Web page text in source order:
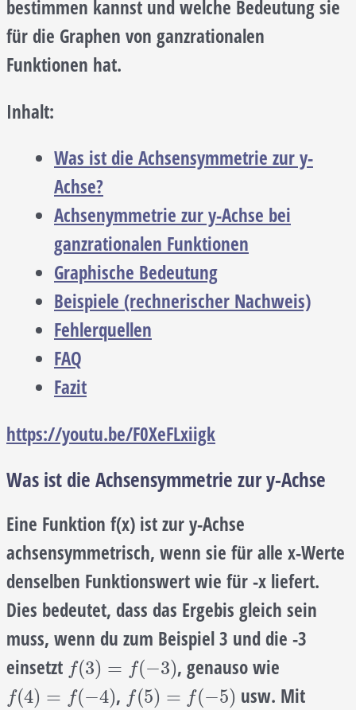
bestimmen kannst und welche Bedeutung sie
für die Graphen von ganzrationalen
Funktionen hat.
Inhalt:
Was ist die Achsensymmetrie zur y-
Achse?
Achsenymmetrie zur y-Achse bei
ganzrationalen Funktionen
Graphische Bedeutung
Beispiele (rechnerischer Nachweis)
Fehlerquellen
FAQ
Fazit
https://youtu.be/F0XeFLxiigk
Was ist die Achsensymmetrie zur y-Achse
Eine Funktion f(x) ist zur y-Achse
achsensymmetrisch, wenn sie für alle x-Werte
denselben Funktionswert wie für -x liefert.
Dies bedeutet, dass das Ergebis gleich sein
muss, wenn du zum Beispiel 3 und die -3
einsetzt f(3) = f(−3)
f(3)= (−3 ) , genauso wie
f(4) = f(−4)
f(4)= (−4 ) , f(5) = f(−5)
f(5)= (−5 )
usw. Mit